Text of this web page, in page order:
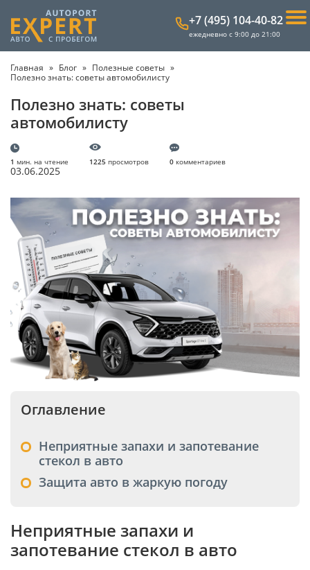
+7 (495) 104-40-82
ежедневно с 9:00 до 21:00
Главная Блог
Полезные советы
Полезно знать: советы автомобилисту
Полезно знать: советы
автомобилисту
1 мин. на чтение 1225 просмотров 0 комментариев
03.06.2025
Оглавление
Неприятные запахи и запотевание
стекол в авто
Защита авто в жаркую погоду
Неприятные запахи и
запотевание стекол в авто